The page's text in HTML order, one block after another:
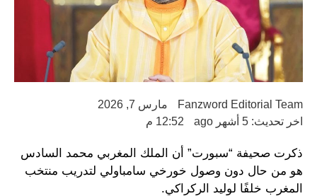
Fanzword Editorial Team
مارس 7, 2026
اخر تحديث: 5 أشهر ago
12:52 م
ذكرت صحيفة “سبورت” أن الملك المغربي محمد السادس
هو من حال دون وصول خورخي سامباولي لتدريب منتخب
المغرب خلفًا لوليد الركراكي.